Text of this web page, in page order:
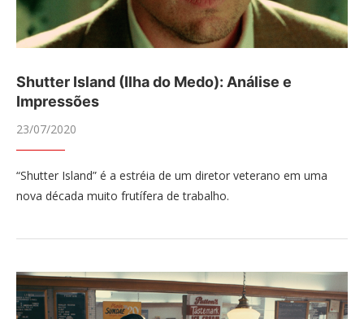
Shutter Island (Ilha do Medo): Análise e
Impressões
23/07/2020
“Shutter Island” é a estréia de um diretor veterano em uma
nova década muito frutífera de trabalho.